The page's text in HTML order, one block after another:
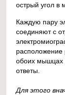
острый угол
Каждую пару
соединяют с
расположение
обоих мышцах
ответы.
Для этого